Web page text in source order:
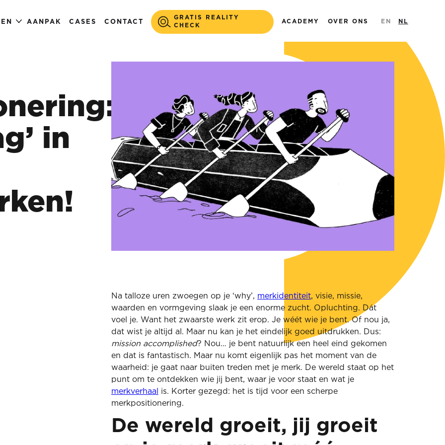
AANPAK CASES CONTACT
GRATIS REALITY
CHECK
ACADEMY OVER ONS EN NL
in
Na talloze uren zwoegen op je ‘why’, merkidentiteit, visie, missie,
waarden en vormgeving slaak je een enorme zucht. Opluchting. Dát
voel je. Want het zwaarste werk zit erop. Je wéét wie je bent. Of nou ja,
dat wist je altijd al. Maar nu kan je het eindelijk goed uitdrukken. Dus:
mission accomplished? Nou… je bent natuurlijk een heel eind gekomen
en dat is fantastisch. Maar nu komt eigenlijk pas het moment van de
waarheid: je gaat naar buiten treden met je merk. De wereld staat op het
punt om te ontdekken wie jij bent, waar je voor staat en wat je
merkverhaal
is. Korter gezegd: het is tijd voor een scherpe
merkpositionering.
De wereld groeit, jij groeit